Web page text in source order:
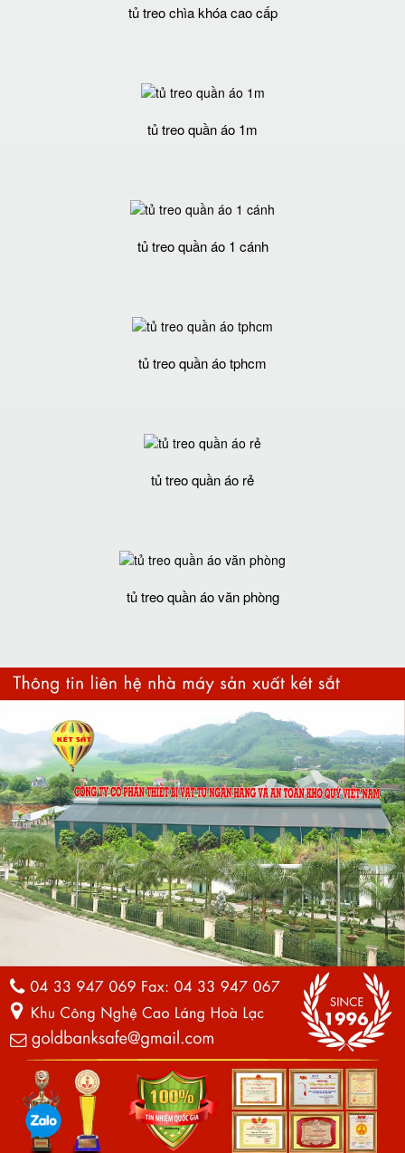
tủ treo chìa khóa cao cấp
tủ treo quần áo 1m
tủ treo quần áo 1 cánh
tủ treo quần áo tphcm
tủ treo quần áo rẻ
tủ treo quần áo văn phòng